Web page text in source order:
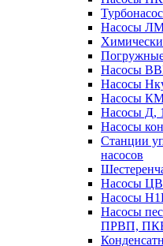
Насосы
Насосы
Насосы
Насосы
Насосы Д,
Насосы
Станции
насосов
Насосы
Насосы
Насосы
ПРВП,